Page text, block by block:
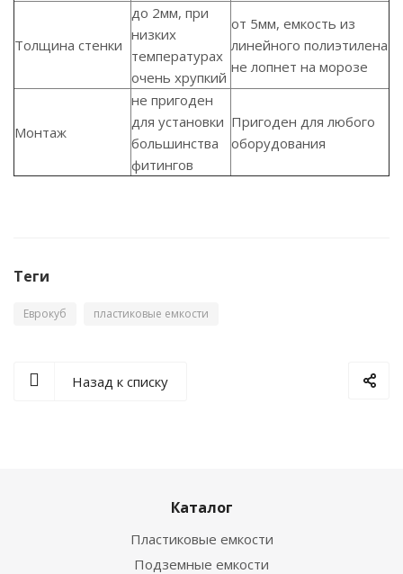
Толщина стенки
до 2мм, при
низких
температурах
очень хрупкий
от 5мм, емкость из
линейного полиэтилена
не лопнет на морозе
Монтаж
не пригоден
для установки
большинства
фитингов
Пригоден для любого
оборудования
Теги
Еврокуб пластиковые емкости
Назад к списку
Каталог
Пластиковые емкости
Подземные емкости